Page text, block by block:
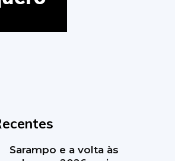
Sarampo e a volta às